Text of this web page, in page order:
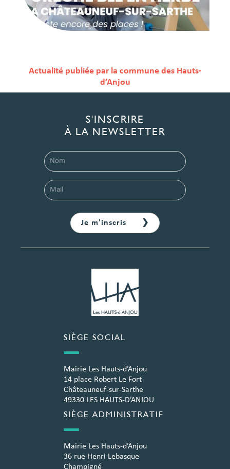
Actualité publiée par la commune des Hauts-
d’Anjou
S'INSCRIRE
À LA NEWSLETTER
SIÈGE SOCIAL
Mairie Les Hauts-d’Anjou
14 place Robert Le Fort
Châteauneuf-sur-Sarthe
49330 LES HAUTS-D’ANJOU
SIÈGE ADMINISTRATIF
Mairie Les Hauts-d’Anjou
36 rue Henri Lebasque
Champigné